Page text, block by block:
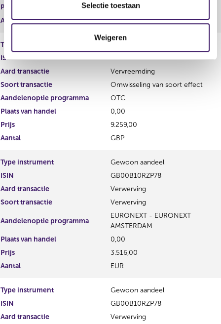
e
Selectie toestaan
Weigeren
Prijs
3.516,00
Aantal
EUR
Type instrument
ISIN
Aard transactie
Vervreemding
Soort transactie
Omwisseling van soort effect
Aandelenoptie programma
OTC
Plaats van handel
0,00
Prijs
9.259,00
Aantal
GBP
Type instrument
Gewoon aandeel
ISIN
GB00B10RZP78
Aard transactie
Verwerving
Soort transactie
Verwerving
Aandelenoptie programma
EURONEXT - EURONEXT
AMSTERDAM
Plaats van handel
0,00
Prijs
3.516,00
Aantal
EUR
Type instrument
Gewoon aandeel
ISIN
GB00B10RZP78
Aard transactie
Verwerving